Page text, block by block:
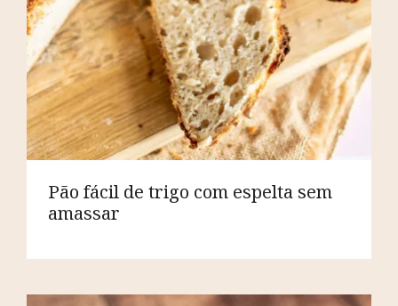
Pão fácil de trigo com espelta sem
amassar